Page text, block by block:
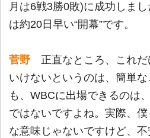
月は6戦3勝0敗)に成功しま
は約20日早い“開幕”です。
菅野 正直なところ、これ
いけないというのは、簡単
も、WBCに出場できるのは
ではないですよね。実際、
な意味じゃないですけど、不